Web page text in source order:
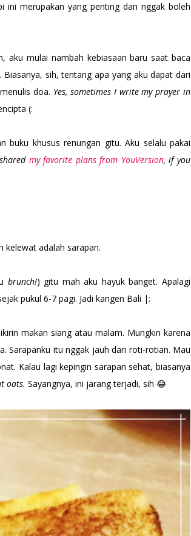
ini merupakan yang penting dan nggak boleh
aku mulai nambah kebiasaan baru saat baca
. Biasanya, sih, tentang apa yang aku dapat dari
doa. Yes, sometimes I write my prayer in
(:
buku khusus renungan gitu. Aku selalu pakai
my favorite plans from YouVersion, if you
kelewat adalah sarapan.
brunch!) gitu mah aku hayuk banget. Apalagi
pukul 6-7 pagi. Jadi kangen Bali |:
makan siang atau malam. Mungkin karena
Sarapanku itu nggak jauh dari roti-rotian. Mau
Kalau lagi kepingin sarapan sehat, biasanya
oats. Sayangnya, ini jarang terjadi, sih 😂